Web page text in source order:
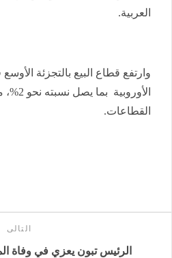
العربية.
وارتفع قطاع البيع بالتجزئة
القطاعات.
التالى
الرئيس تبون يعزي في وفاة